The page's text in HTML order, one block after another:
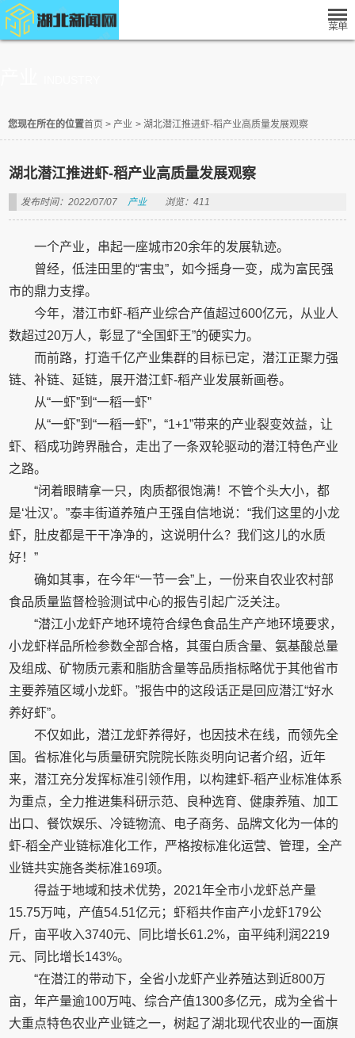
您现在所在的位置首页 > 产业 > 湖北潜江推进虾-稻产业高质量发展观察
湖北潜江推进虾-稻产业高质量发展观察
发布时间：2022/07/07 产业 浏览：411
一个产业，串起一座城市20余年的发展轨迹。
曾经，低洼田里的“害虫”，如今摇身一变，成为富民强
市的鼎力支撑。
今年，潜江市虾-稻产业综合产值超过600亿元，从业人
数超过20万人，彰显了“全国虾王”的硬实力。
而前路，打造千亿产业集群的目标已定，潜江正聚力强
链、补链、延链，展开潜江虾-稻产业发展新画卷。
从“一虾”到“一稻一虾”
从“一虾”到“一稻一虾”，“1+1”带来的产业裂变效益，让
虾、稻成功跨界融合，走出了一条双轮驱动的潜江特色产业
之路。
“闭着眼睛拿一只，肉质都很饱满！不管个头大小，都
是‘壮汉’。”泰丰街道养殖户王强自信地说：“我们这里的小龙
虾，肚皮都是干干净净的，这说明什么？我们这儿的水质
好！”
确如其事，在今年“一节一会”上，一份来自农业农村部
食品质量监督检验测试中心的报告引起广泛关注。
“潜江小龙虾产地环境符合绿色食品生产产地环境要求，
小龙虾样品所检参数全部合格，其蛋白质含量、氨基酸总量
及组成、矿物质元素和脂肪含量等品质指标略优于其他省市
主要养殖区域小龙虾。”报告中的这段话正是回应潜江“好水
养好虾”。
不仅如此，潜江龙虾养得好，也因技术在线，而领先全
国。省标准化与质量研究院院长陈炎明向记者介绍，近年
来，潜江充分发挥标准引领作用，以构建虾-稻产业标准体系
为重点，全力推进集科研示范、良种选育、健康养殖、加工
出口、餐饮娱乐、冷链物流、电子商务、品牌文化为一体的
虾-稻全产业链标准化工作，严格按标准化运营、管理，全产
业链共实施各类标准169项。
得益于地域和技术优势，2021年全市小龙虾总产量
15.75万吨，产值54.51亿元；虾稻共作亩产小龙虾179公
斤，亩平收入3740元、同比增长61.2%，亩平纯利润2219
元、同比增长143%。
“在潜江的带动下，全省小龙虾产业养殖达到近800万
亩，年产量逾100万吨、综合产值1300多亿元，成为全省十
大重点特色农业产业链之一，树起了湖北现代农业的一面旗